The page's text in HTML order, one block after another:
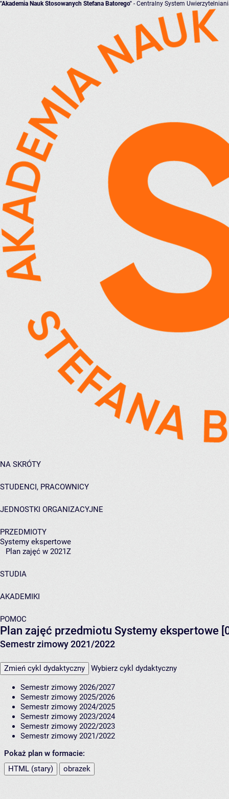
"Akademia Nauk Stosowanych Stefana Batorego" - Centralny System
NA SKRÓTY
STUDENCI, PRACOWNICY
JEDNOSTKI ORGANIZACYJNE
PRZEDMIOTY
Systemy ekspertowe
Plan zajęć w 2021Z
STUDIA
AKADEMIKI
POMOC
Plan zajęć przedmiotu Systemy ekspertowe
Semestr zimowy 2021/2022
Zmień cykl dydaktyczny Wybierz cykl dydaktyczny
Semestr zimowy 2026/2027
Semestr zimowy 2025/2026
Semestr zimowy 2024/2025
Semestr zimowy 2023/2024
Semestr zimowy 2022/2023
Semestr zimowy 2021/2022
Pokaż plan w formacie:
HTML (stary)
obrazek